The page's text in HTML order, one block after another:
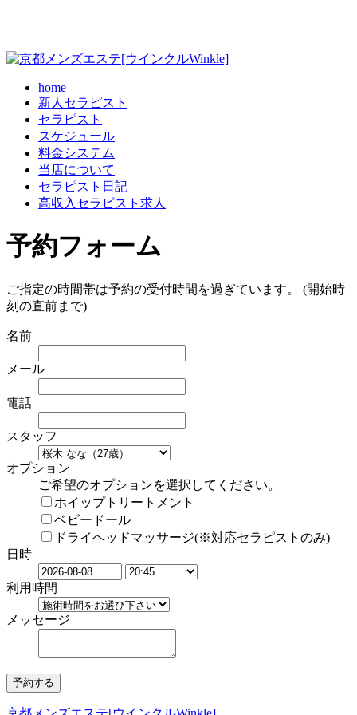
home
新人セラピスト
セラピスト
スケジュール
料金システム
当店について
セラピスト日記
高収入セラピスト求人
予約フォーム
ご指定の時間帯は予約の受付時間を過ぎています。 (開始時
刻の直前まで)
名前
メール
電話
スタッフ
オプション
ご希望のオプションを選択してください。
ホイップトリートメント
ベビードール
ドライヘッドマッサージ(※対応セラピストのみ)
日時
利用時間
メッセージ